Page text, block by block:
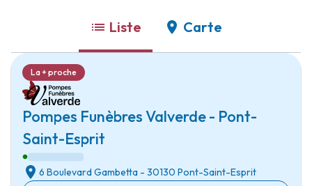
Liste Carte
Pompes Funèbres Valverde - Pont-
Saint-Esprit
La + proche
6 Boulevard Gambetta - 30130 Pont-Saint-Esprit